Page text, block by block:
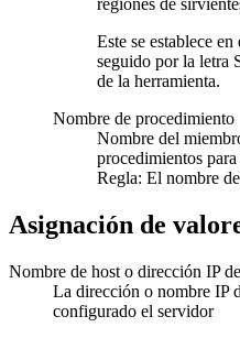
regiones de
Este se establece
seguido por la letra
de la herramienta.
Nombre de procedimiento
Nombre del
procedimientos
Regla: El nombre
Asignación de
Nombre de host o dirección IP
La dirección o nombre IP
configurado el servidor